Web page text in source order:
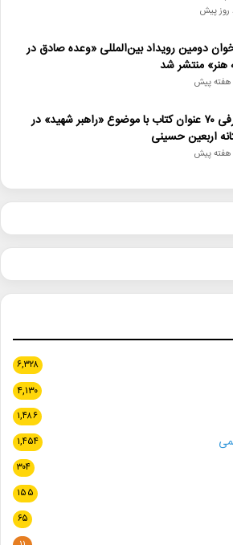
دومین رویداد بین‌المللی «وعده صادق در
هنر» منتشر شد
معرفی ۷۰ عنوان کتاب با موضوع «راهبر شهید» در
اربعین حسینی
۶,۳۲۸
۴,۱۳۰
۱,۴۸۶
۱,۴۵۴
۳۰۴
۱۵۵
۶۵